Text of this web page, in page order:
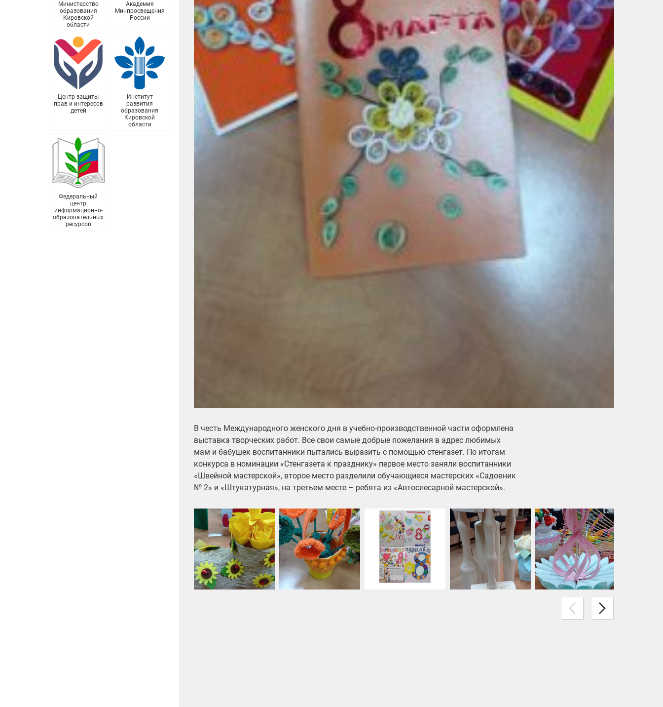
Министерство
образования
Кировской
области
Академия
Минпросвещения
России
Центр защиты
прав и интересов
детей
Институт
развития
образования
Кировской
области
Федеральный
центр
информационно-
образовательных
ресурсов
В честь Международного женского дня в учебно-производственной части оформлена
выставка творческих работ. Все свои самые добрые пожелания в адрес любимых
мам и бабушек воспитанники пытались выразить с помощью стенгазет. По итогам
конкурса в номинации «Стенгазета к празднику» первое место заняли воспитанники
«Швейной мастерской», второе место разделили обучающиеся мастерских «Садовник
№ 2» и «Штукатурная», на третьем месте – ребята из «Автослесарной мастерской».